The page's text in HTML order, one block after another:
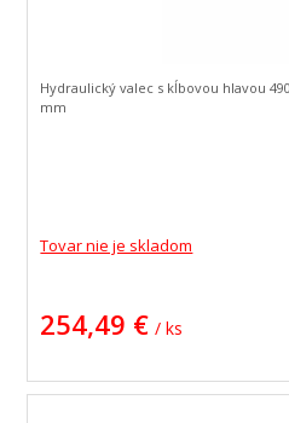
Tovar nie je skladom
254,49 € / ks
Hydraulický valec s kĺbovou hlavou 490
mm